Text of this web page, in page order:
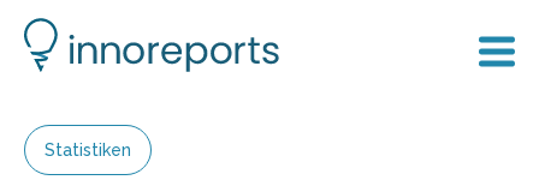
Statistiken